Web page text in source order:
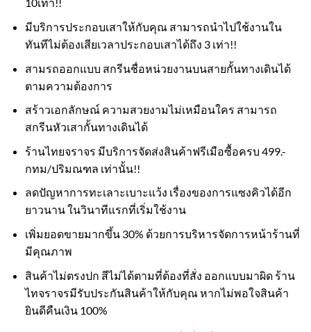
10เท่า!!
มีบริการประกอบเสาให้กับคุณ สามารถนำไปใช้งานใน
ทันทีไม่ต้องเสียเวลาประกอบเสาได้ถึง 3 เท่า!!
สามรถออกแบบ สกรีนชื่อหน่วยงานบนสายกั้นทางเดินได้
ตามความต้องการ
สร้าวเอกลักษณ์ ความสวยงามไม่เหมือนใคร สามารถ
สกรีนหัวเสากั้นทางเดินได้
ร้านไทยจราจร มีบริการจัดส่งสินค้าฟรีเมือซื้อครบ 499.-
กทม/ปริมณฑล เท่านั้น!!
ลดปัญหาการทะเลาะเบาะแว้ง เรื่องของการแซงคิวได้อีก
ยาวนาน ในวินาทีแรกที่เริ่มใช้งาน
เพิ่มยอดขายมากขึ้น 30% ด้วยการบริหารจัดการหน้าร้านที่
มีคุณภาพ
สินค้าไม่ตรงปก สีไม่ได้ตามที่ต้องที่สั่ง ออกแบบมาผิด ร้าน
ไทจราจรมีรับประกันสินค้าให้กับคุณ หากไม่พอใจสินค้า
ยินดีคืนเงิน 100%